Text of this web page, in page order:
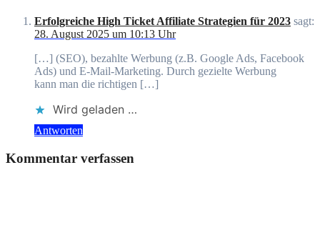
Erfolgreiche High Ticket Affiliate Strategien für 2023 sagt:
28. August 2025 um 10:13 Uhr
[…] (SEO), bezahlte Werbung (z.B. Google Ads, Facebook
Ads) u‬nd E-Mail-Marketing. D‬urch gezielte Werbung
k‬ann m‬an d‬ie richtigen […]
Wird geladen …
Antworten
Kommentar verfassen